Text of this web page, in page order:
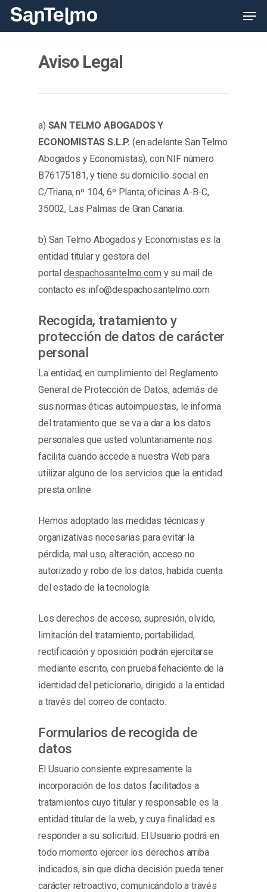
Skip
Aviso Legal
a) SAN TELMO ABOGADOS Y
ECONOMISTAS S.L.P. (en adelante San Telmo
Abogados y Economistas), con NIF número
B76175181, y tiene su domicilio social en
C/Triana, nº 104, 6º Planta, oficinas A-B-C,
35002, Las Palmas de Gran Canaria.
b) San Telmo Abogados y Economistas es la
entidad titular y gestora del
portal despachosantelmo.com y su mail de
contacto es info@despachosantelmo.com
Recogida, tratamiento y
protección de datos de carácter
personal
La entidad, en cumplimiento del Reglamento
General de Protección de Datos, además de
sus normas éticas autoimpuestas, le informa
del tratamiento que se va a dar a los datos
personales que usted voluntariamente nos
facilita cuando accede a nuestra Web para
utilizar alguno de los servicios que la entidad
presta online.
Hemos adoptado las medidas técnicas y
organizativas necesarias para evitar la
pérdida, mal uso, alteración, acceso no
autorizado y robo de los datos, habida cuenta
del estado de la tecnología.
Los derechos de acceso, supresión, olvido,
limitación del tratamiento, portabilidad,
rectificación y oposición podrán ejercitarse
mediante escrito, con prueba fehaciente de la
identidad del peticionario, dirigido a la entidad
a través del correo de contacto.
Formularios de recogida de
datos
El Usuario consiente expresamente la
incorporación de los datos facilitados a
tratamientos cuyo titular y responsable es la
entidad titular de la web, y cuya finalidad es
responder a su solicitud. El Usuario podrá en
todo momento ejercer los derechos arriba
indicados, sin que dicha decisión pueda tener
carácter retroactivo, comunicándolo a través